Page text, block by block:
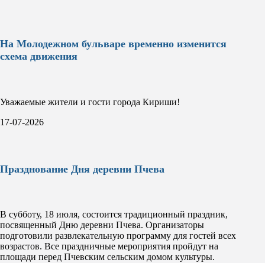
На Молодежном бульваре временно изменится
схема движения
Уважаемые жители и гости города Кириши!
17-07-2026
Празднование Дня деревни Пчева
В субботу, 18 июля, состоится традиционный праздник,
посвященный Дню деревни Пчева. Организаторы
подготовили развлекательную программу для гостей всех
возрастов. Все праздничные мероприятия пройдут на
площади перед Пчевским сельским домом культуры.